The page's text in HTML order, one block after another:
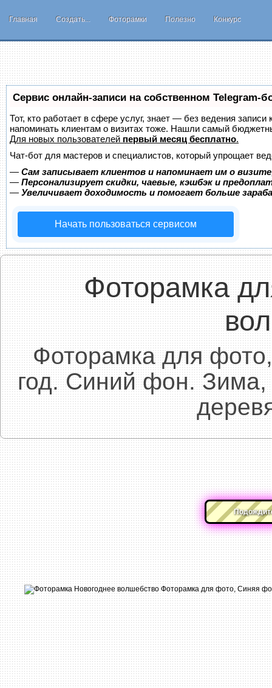
Главная Создать... Фоторамки Полезно Конкурс
Сервис онлайн-записи на собственном Telegram-
Тот, кто работает в сфере услуг, знает — без ведения
напоминать клиентам о визитах тоже. Нашли самый
Для новых пользователей первый месяц бесплатно.
Чат-бот для мастеров и специалистов, который упрощает
— Сам записывает клиентов и напоминает им о
— Персонализирует скидки, чаевые, кэшбэк и
— Увеличивает доходимость и помогает больше
Начать пользоваться сервисом
Фоторамка
Фоторамка для
год. Синий фон. Зима,